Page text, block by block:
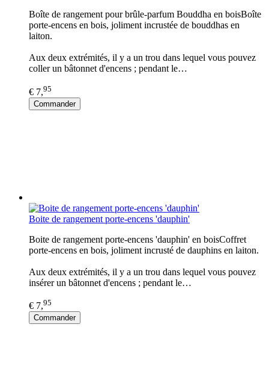
Boîte de rangement pour brûle-parfum Bouddha en boisBoîte
porte-encens en bois, joliment incrustée de bouddhas en
laiton.
Aux deux extrémités, il y a un trou dans lequel vous pouvez
coller un bâtonnet d'encens ; pendant le…
€ 7,95
Commander
Boite de rangement porte-encens 'dauphin'
Boite de rangement porte-encens 'dauphin' en boisCoffret
porte-encens en bois, joliment incrusté de dauphins en laiton.
Aux deux extrémités, il y a un trou dans lequel vous pouvez
insérer un bâtonnet d'encens ; pendant le…
€ 7,95
Commander